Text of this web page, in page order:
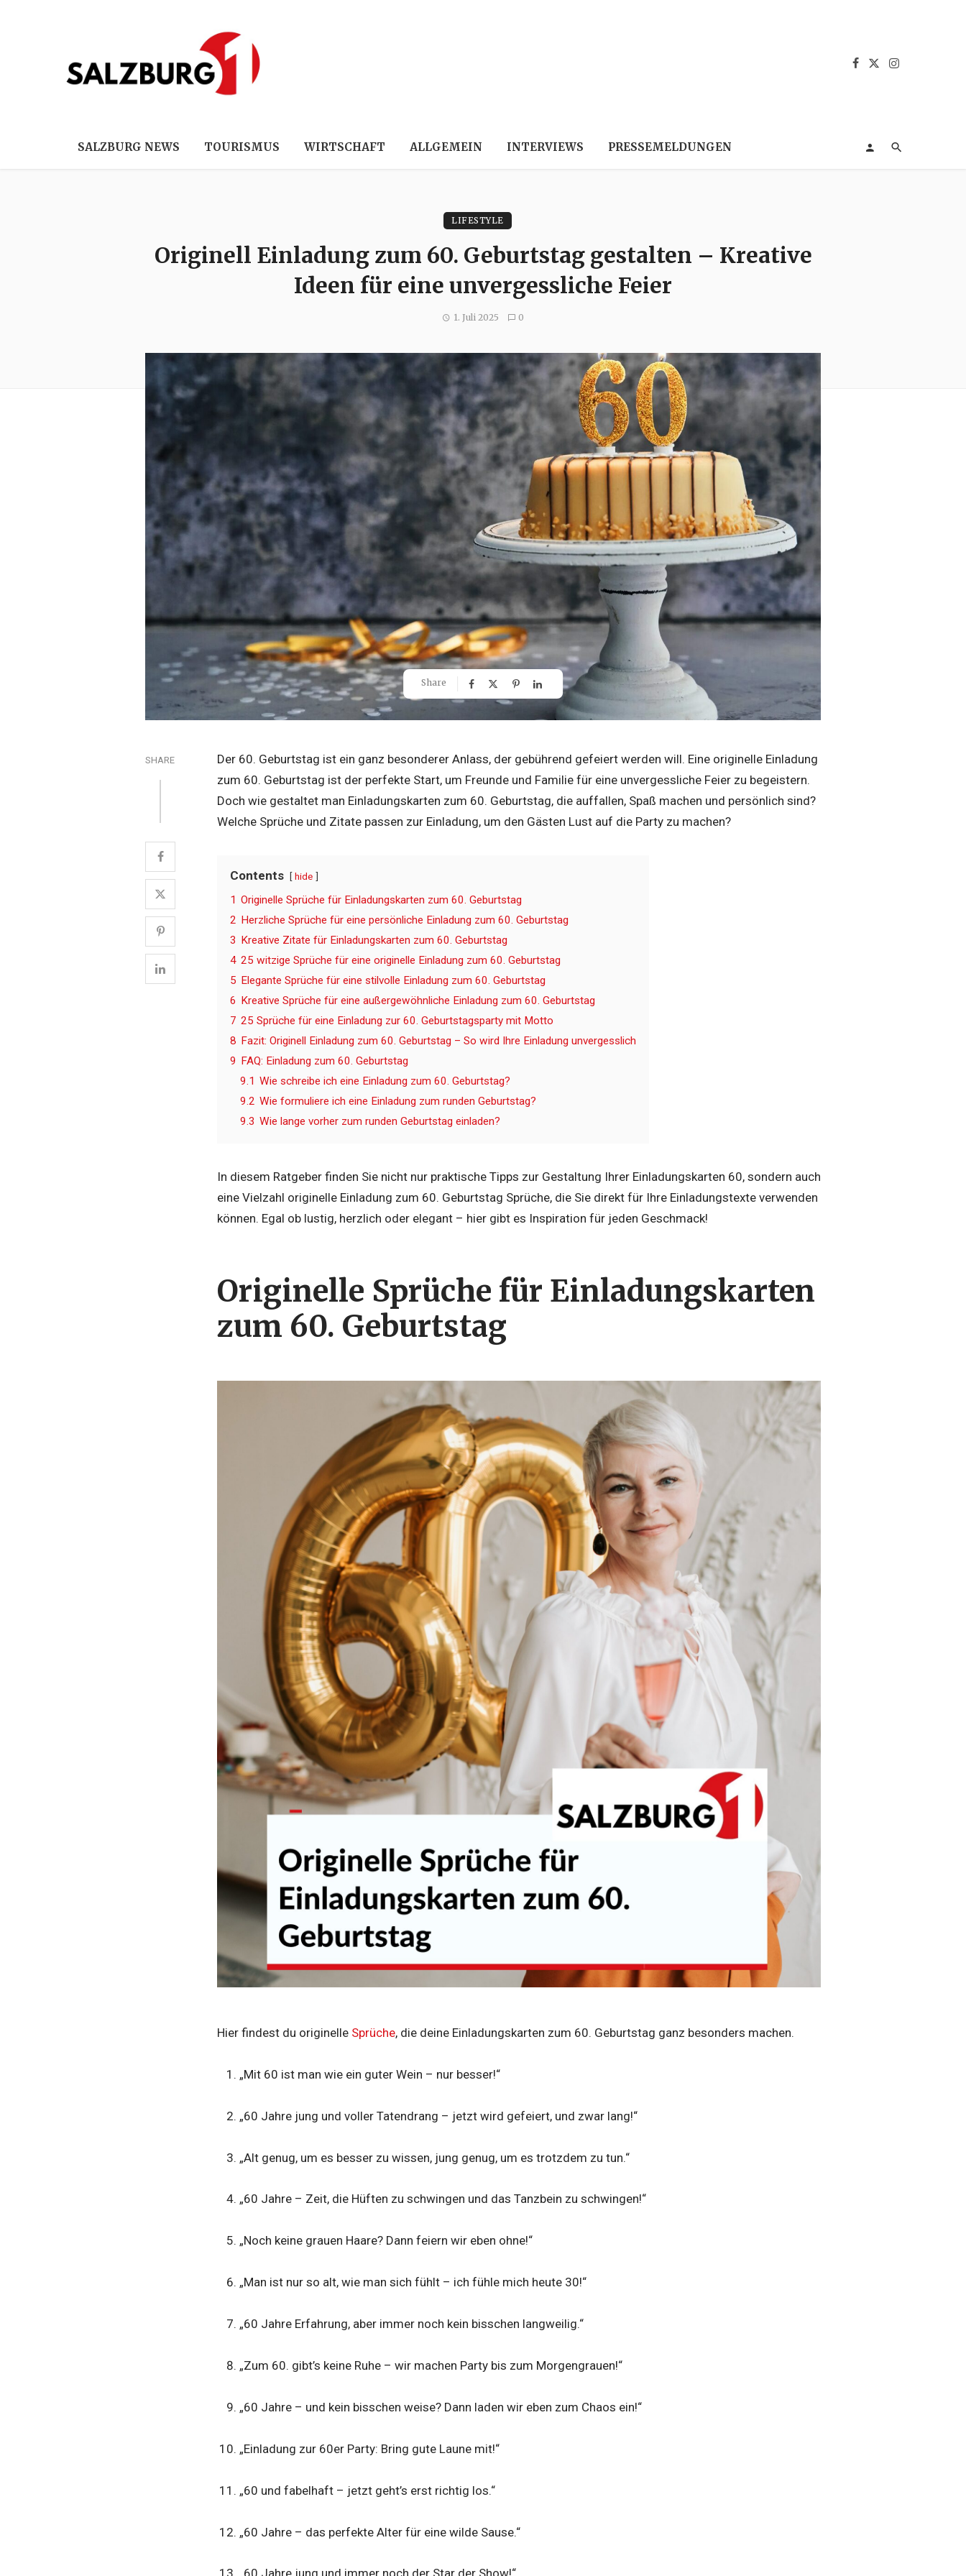
SALZBURG NEWS TOURISMUS WIRTSCHAFT ALLGEMEIN INTERVIEWS PRESSEMELDUNGEN
LIFESTYLE
Originell Einladung zum 60. Geburtstag gestalten – Kreative
Ideen für eine unvergessliche Feier
1. Juli 2025 0
Share
SHARE
Der 60. Geburtstag ist ein ganz besonderer Anlass, der gebührend gefeiert werden will. Eine originelle Einladung
zum 60. Geburtstag ist der perfekte Start, um Freunde und Familie für eine unvergessliche Feier zu begeistern.
Doch wie gestaltet man Einladungskarten zum 60. Geburtstag, die auffallen, Spaß machen und persönlich sind?
Welche Sprüche und Zitate passen zur Einladung, um den Gästen Lust auf die Party zu machen?
Contents hide
1 Originelle Sprüche für Einladungskarten zum 60. Geburtstag
2 Herzliche Sprüche für eine persönliche Einladung zum 60. Geburtstag
3 Kreative Zitate für Einladungskarten zum 60. Geburtstag
4 25 witzige Sprüche für eine originelle Einladung zum 60. Geburtstag
5 Elegante Sprüche für eine stilvolle Einladung zum 60. Geburtstag
6 Kreative Sprüche für eine außergewöhnliche Einladung zum 60. Geburtstag
7 25 Sprüche für eine Einladung zur 60. Geburtstagsparty mit Motto
8 Fazit: Originell Einladung zum 60. Geburtstag – So wird Ihre Einladung unvergesslich
9 FAQ: Einladung zum 60. Geburtstag
9.1 Wie schreibe ich eine Einladung zum 60. Geburtstag?
9.2 Wie formuliere ich eine Einladung zum runden Geburtstag?
9.3 Wie lange vorher zum runden Geburtstag einladen?
In diesem Ratgeber finden Sie nicht nur praktische Tipps zur Gestaltung Ihrer Einladungskarten 60, sondern auch
eine Vielzahl originelle Einladung zum 60. Geburtstag Sprüche, die Sie direkt für Ihre Einladungstexte verwenden
können. Egal ob lustig, herzlich oder elegant – hier gibt es Inspiration für jeden Geschmack!
Originelle Sprüche für Einladungskarten
zum 60. Geburtstag
Hier findest du originelle Sprüche, die deine Einladungskarten zum 60. Geburtstag ganz besonders machen.
„Mit 60 ist man wie ein guter Wein – nur besser!“
„60 Jahre jung und voller Tatendrang – jetzt wird gefeiert, und zwar lang!“
„Alt genug, um es besser zu wissen, jung genug, um es trotzdem zu tun.“
„60 Jahre – Zeit, die Hüften zu schwingen und das Tanzbein zu schwingen!“
„Noch keine grauen Haare? Dann feiern wir eben ohne!“
„Man ist nur so alt, wie man sich fühlt – ich fühle mich heute 30!“
„60 Jahre Erfahrung, aber immer noch kein bisschen langweilig.“
„Zum 60. gibt’s keine Ruhe – wir machen Party bis zum Morgengrauen!“
„60 Jahre – und kein bisschen weise? Dann laden wir eben zum Chaos ein!“
„Einladung zur 60er Party: Bring gute Laune mit!“
„60 und fabelhaft – jetzt geht’s erst richtig los.“
„60 Jahre – das perfekte Alter für eine wilde Sause.“